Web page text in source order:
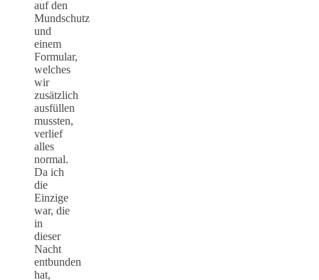
auf den
Mundschutz
und
einem
Formular,
welches
wir
zusätzlich
ausfüllen
mussten,
verlief
alles
normal.
Da ich
die
Einzige
war, die
in
dieser
Nacht
entbunden
hat,